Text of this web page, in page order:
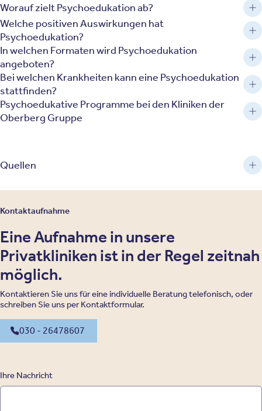
Worauf zielt Psychoedukation ab?
Welche positiven Auswirkungen hat
Psychoedukation?
In welchen Formaten wird Psychoedukation
angeboten?
Bei welchen Krankheiten kann eine Psychoedukation
stattfinden?
Psychoedukative Programme bei den Kliniken der
Oberberg Gruppe
Quellen
Kontaktaufnahme
Eine Aufnahme in unsere
Privatkliniken ist in der Regel zeitnah
möglich.
Kontaktieren Sie uns für eine individuelle Beratung telefonisch, oder
schreiben Sie uns per Kontaktformular.
030 - 26478607
Ihre Nachricht